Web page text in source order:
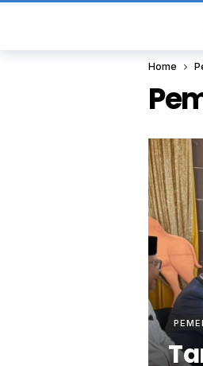
Home